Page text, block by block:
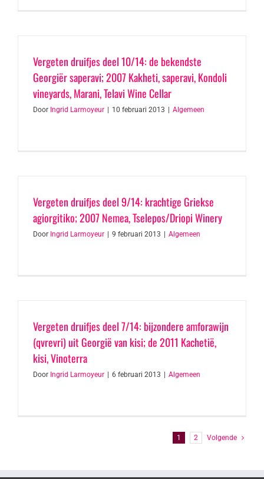
Vergeten druifjes deel 10/14: de bekendste
Georgiër saperavi; 2007 Kakheti, saperavi, Kondoli
vineyards, Marani, Telavi Wine Cellar
Door Ingrid Larmoyeur | 10 februari 2013 | Algemeen
Vergeten druifjes deel 9/14: krachtige Griekse
agiorgitiko; 2007 Nemea, Tselepos/Driopi Winery
Door Ingrid Larmoyeur | 9 februari 2013 | Algemeen
Vergeten druifjes deel 7/14: bijzondere amforawijn
(qvrevri) uit Georgië van kisi; de 2011 Kachetië,
kisi, Vinoterra
Door Ingrid Larmoyeur | 6 februari 2013 | Algemeen
1 2 Volgende